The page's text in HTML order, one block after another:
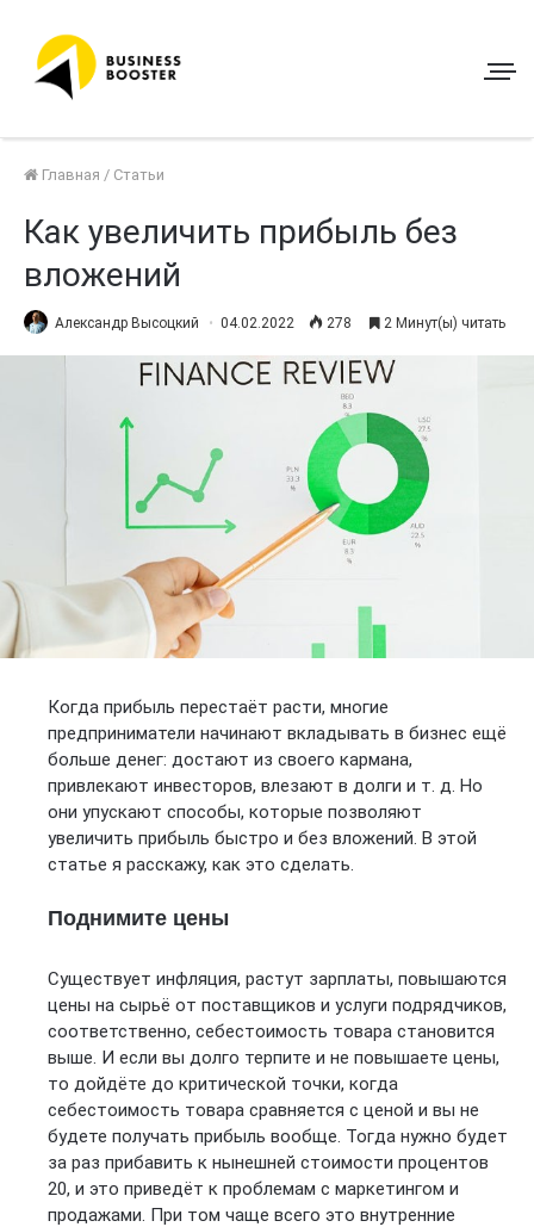
Главная / Статьи
Как увеличить прибыль без
вложений
Александр Высоцкий 04.02.2022 278 2 Минут(ы) читать
Когда прибыль перестаёт расти, многие
предприниматели начинают вкладывать в бизнес ещё
больше денег: достают из своего кармана,
привлекают инвесторов, влезают в долги и т. д. Но
они упускают способы, которые позволяют
увеличить прибыль быстро и без вложений. В этой
статье я расскажу, как это сделать.
Поднимите цены
Существует инфляция, растут зарплаты, повышаются
цены на сырьё от поставщиков и услуги подрядчиков,
соответственно, себестоимость товара становится
выше. И если вы долго терпите и не повышаете цены,
то дойдёте до критической точки, когда
себестоимость товара сравняется с ценой и вы не
будете получать прибыль вообще. Тогда нужно будет
за раз прибавить к нынешней стоимости процентов
20, и это приведёт к проблемам с маркетингом и
продажами. При том чаще всего это внутренние